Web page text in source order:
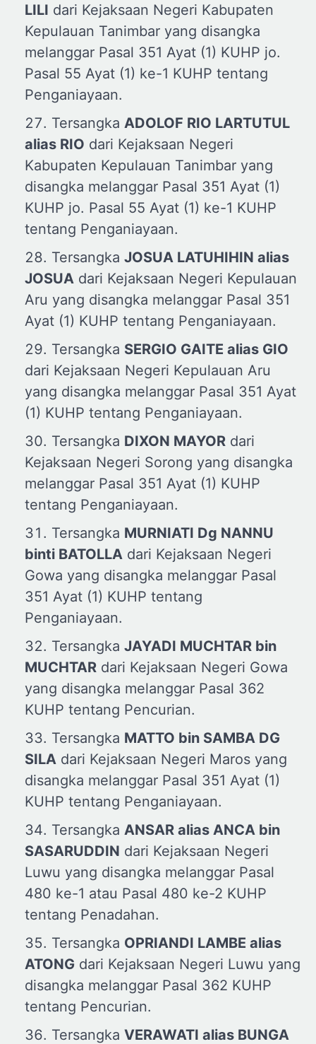
LILI dari Kejaksaan Negeri Kabupaten
Kepulauan Tanimbar yang disangka
melanggar Pasal 351 Ayat (1) KUHP jo.
Pasal 55 Ayat (1) ke-1 KUHP tentang
Penganiayaan.
Tersangka ADOLOF RIO LARTUTUL
alias RIO dari Kejaksaan Negeri
Kabupaten Kepulauan Tanimbar yang
disangka melanggar Pasal 351 Ayat (1)
KUHP jo. Pasal 55 Ayat (1) ke-1 KUHP
tentang Penganiayaan.
Tersangka JOSUA LATUHIHIN alias
JOSUA dari Kejaksaan Negeri Kepulauan
Aru yang disangka melanggar Pasal 351
Ayat (1) KUHP tentang Penganiayaan.
Tersangka SERGIO GAITE alias GIO
dari Kejaksaan Negeri Kepulauan Aru
yang disangka melanggar Pasal 351 Ayat
(1) KUHP tentang Penganiayaan.
Tersangka DIXON MAYOR dari
Kejaksaan Negeri Sorong yang disangka
melanggar Pasal 351 Ayat (1) KUHP
tentang Penganiayaan.
Tersangka MURNIATI Dg NANNU
binti BATOLLA dari Kejaksaan Negeri
Gowa yang disangka melanggar Pasal
351 Ayat (1) KUHP tentang
Penganiayaan.
Tersangka JAYADI MUCHTAR bin
MUCHTAR dari Kejaksaan Negeri Gowa
yang disangka melanggar Pasal 362
KUHP tentang Pencurian.
Tersangka MATTO bin SAMBA DG
SILA dari Kejaksaan Negeri Maros yang
disangka melanggar Pasal 351 Ayat (1)
KUHP tentang Penganiayaan.
Tersangka ANSAR alias ANCA bin
SASARUDDIN dari Kejaksaan Negeri
Luwu yang disangka melanggar Pasal
480 ke-1 atau Pasal 480 ke-2 KUHP
tentang Penadahan.
Tersangka OPRIANDI LAMBE alias
ATONG dari Kejaksaan Negeri Luwu yang
disangka melanggar Pasal 362 KUHP
tentang Pencurian.
Tersangka VERAWATI alias BUNGA